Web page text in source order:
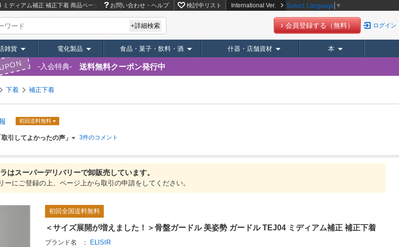
ミディアム補正 補正下着 商品ページ｜卸・仕入れサイト【スーパーデリバリー】
お問い合わせ・ヘルプ 検討中リスト International Ver. Select Language ▼
ワード +詳細検索 会員登録する（無料） ログイン
雑貨 電化製品 食品・菓子・飲料・酒 什器・店舗資材 本
入会特典 送料無料クーポン発行中
下着 補正下着
初回送料無料
引してよかったの声」 3件のコメント
はスーパーデリバリーで卸販売しています。
ーにご登録の上、ページ上から取引の申請をしてください。
初回全国送料無料
＜サイズ展開が増えました！＞骨盤ガードル 美姿勢 ガードル TEJ04 ミディアム補正 補正下着
ブランド名 ：
ELISIR